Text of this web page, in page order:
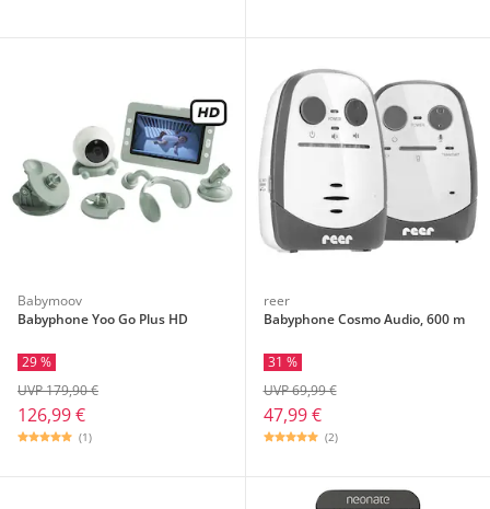
Babymoov
Babyphone Yoo Go Plus HD
29 %
126,99 €
UVP 179,90 €
(1)
reer
Babyphone Cosmo Audio, 600 m
31 %
47,99 €
UVP 69,99 €
(2)